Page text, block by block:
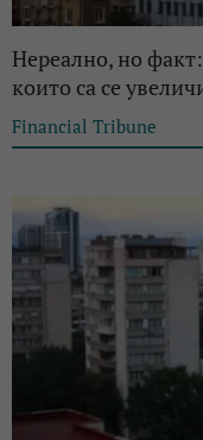
Нереално, но
които са се
Financial Tribune